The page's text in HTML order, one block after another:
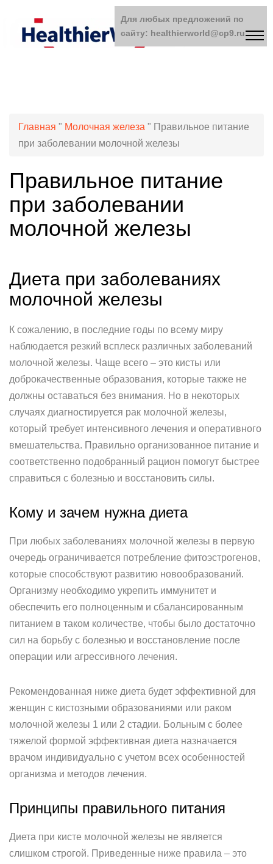
Главная " Молочная железа " Правильное питание
при заболевании молочной железы
Правильное питание
при заболевании
молочной железы
Диета при заболеваниях
молочной железы
К сожалению, в последние годы по всему миру
наблюдается резкий всплеск различных заболеваний
молочной железы. Чаще всего – это кисты или
доброкачественные образования, которые также не
должны оставаться без внимания. Но в некоторых
случаях диагностируется рак молочной железы,
который требует интенсивного лечения и оперативного
вмешательства. Правильно организованное питание и
соответственно подобранный рацион помогут быстрее
справиться с болезнью и восстановить силы.
Кому и зачем нужна диета
При любых заболеваниях молочной железы в первую
очередь ограничивается потребление фитоэстрогенов,
которые способствуют развитию новообразований.
Организму необходимо укрепить иммунитет и
обеспечить его полноценным и сбалансированным
питанием в таком количестве, чтобы было достаточно
сил на борьбу с болезнью и восстановление после
операции или агрессивного лечения.
Рекомендованная ниже диета будет эффективной для
женщин с кистозными образованиями или раком
молочной железы 1 или 2 стадии. Больным с более
тяжелой формой эффективная диета назначается
врачом индивидуально с учетом всех особенностей
организма и методов лечения.
Принципы правильного питания
Диета при кисте молочной железы не является
слишком строгой. Приведенные ниже правила – это
Для любых предложений по
сайту: healthierworld@cp9.ru